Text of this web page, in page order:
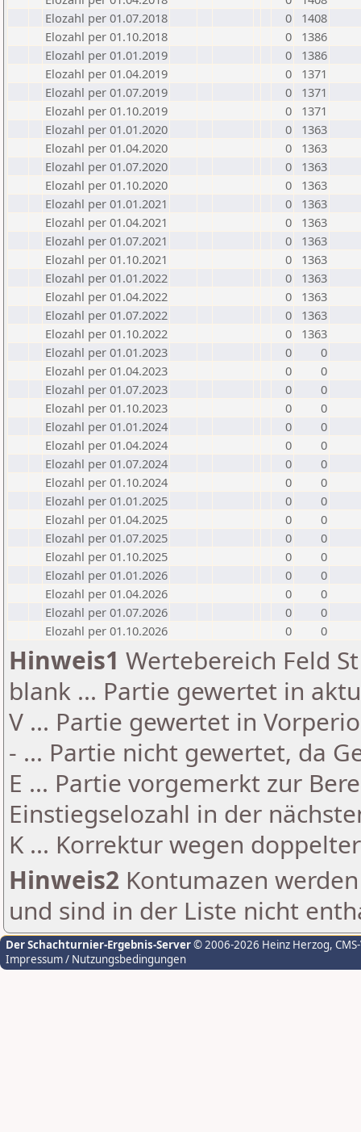
Elozahl per 01.07.2018
0
1408
Elozahl per 01.10.2018
0
1386
Elozahl per 01.01.2019
0
1386
Elozahl per 01.04.2019
0
1371
Elozahl per 01.07.2019
0
1371
Elozahl per 01.10.2019
0
1371
Elozahl per 01.01.2020
0
1363
Elozahl per 01.04.2020
0
1363
Elozahl per 01.07.2020
0
1363
Elozahl per 01.10.2020
0
1363
Elozahl per 01.01.2021
0
1363
Elozahl per 01.04.2021
0
1363
Elozahl per 01.07.2021
0
1363
Elozahl per 01.10.2021
0
1363
Elozahl per 01.01.2022
0
1363
Elozahl per 01.04.2022
0
1363
Elozahl per 01.07.2022
0
1363
Elozahl per 01.10.2022
0
1363
Elozahl per 01.01.2023
0
0
Elozahl per 01.04.2023
0
0
Elozahl per 01.07.2023
0
0
Elozahl per 01.10.2023
0
0
Elozahl per 01.01.2024
0
0
Elozahl per 01.04.2024
0
0
Elozahl per 01.07.2024
0
0
Elozahl per 01.10.2024
0
0
Elozahl per 01.01.2025
0
0
Elozahl per 01.04.2025
0
0
Elozahl per 01.07.2025
0
0
Elozahl per 01.10.2025
0
0
Elozahl per 01.01.2026
0
0
Elozahl per 01.04.2026
0
0
Elozahl per 01.07.2026
0
0
Elozahl per 01.10.2026
0 0
Hinweis1 Wertebereich Feld
blank ... Partie gewertet in
V ... Partie gewertet in
- ... Partie nicht gewertet, da
E ... Partie vorgemerkt zur
Einstiegselozahl in der
K ... Korrektur wegen
Hinweis2 Kontumazen
und sind in der Liste nicht
Der Schachturnier-Ergebnis-Server© 2006-2026 Heinz Herzog,
Impressum / Nutzungsbedingungen